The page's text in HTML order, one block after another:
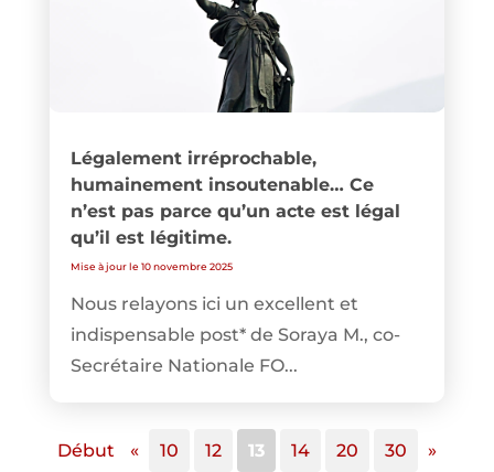
Légalement irréprochable,
humainement insoutenable… Ce
n’est pas parce qu’un acte est légal
qu’il est légitime.
Mise à jour le 10 novembre 2025
Nous relayons ici un excellent et
indispensable post* de Soraya M., co-
Secrétaire Nationale FO...
Début « 10 12 13 14 20 30 »